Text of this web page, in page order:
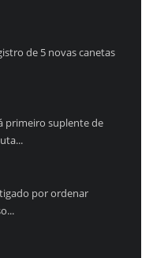
de 5 novas canetas
primeiro suplente de
por ordenar